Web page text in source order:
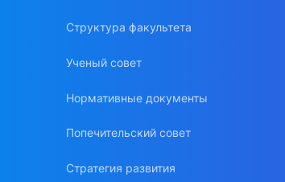
Структура факультета
Ученый совет
Нормативные документы
Попечительский совет
Стратегия развития